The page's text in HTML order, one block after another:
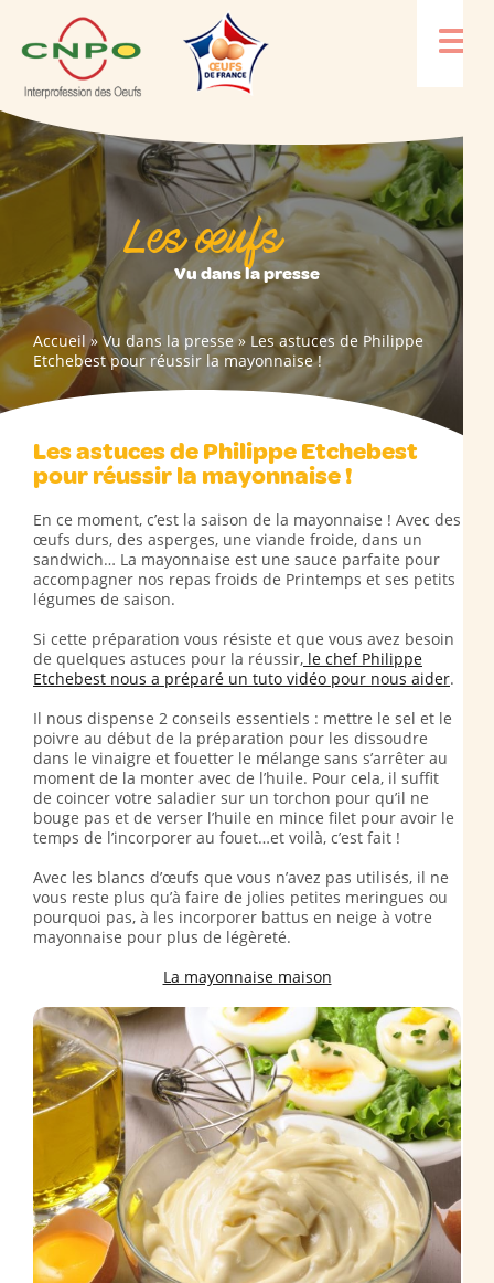
Les œufs
Vu dans la presse
Accueil »Vu dans la presse» Les astuces de Philippe
Etchebest pour réussir la mayonnaise !
Les astuces de Philippe Etchebest
pour réussir la mayonnaise !
En ce moment, c’est la saison de la mayonnaise ! Avec des
œufs durs, des asperges, une viande froide, dans un
sandwich… La mayonnaise est une sauce parfaite pour
accompagner nos repas froids de Printemps et ses petits
légumes de saison.
Si cette préparation vous résiste et que vous avez besoin
de quelques astuces pour la réussir, le chef Philippe
Etchebest nous a préparé un tuto vidéo pour nous aider.
Il nous dispense 2 conseils essentiels : mettre le sel et le
poivre au début de la préparation pour les dissoudre
dans le vinaigre et fouetter le mélange sans s’arrêter au
moment de la monter avec de l’huile. Pour cela, il suffit
de coincer votre saladier sur un torchon pour qu’il ne
bouge pas et de verser l’huile en mince filet pour avoir le
temps de l’incorporer au fouet…et voilà, c’est fait !
Avec les blancs d’œufs que vous n’avez pas utilisés, il ne
vous reste plus qu’à faire de jolies petites meringues ou
pourquoi pas, à les incorporer battus en neige à votre
mayonnaise pour plus de légèreté.
La mayonnaise maison